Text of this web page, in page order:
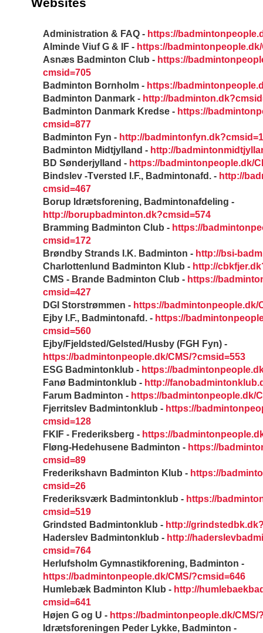
Administration & FAQ - https://
Alminde Viuf G & IF - https://
Asnæs Badminton Club - https://
cmsid=705
Badminton Bornholm - https://
Badminton Danmark - http://
Badminton Danmark Kredse - https://
cmsid=877
Badminton Fyn - http://
Badminton Midtjylland - http://
BD Sønderjylland - https://badmintonpeople.dk/
Bindslev -Tversted I.F., Badmintonafd. - http://
cmsid=467
Borup Idrætsforening, Badmintonafdeling -
http://borupbadminton.dk?cmsid=574
Bramming Badminton Club - https://
cmsid=172
Brøndby Strands I.K. Badminton - http://bsi-
Charlottenlund Badminton Klub - http://
CMS - Brande Badminton Club - https://
cmsid=427
DGI Storstrømmen - https://badmintonpeople.dk/
Ejby I.F., Badmintonafd. - https://
cmsid=560
Ejby/Fjeldsted/Gelsted/Husby (FGH Fyn) -
https://badmintonpeople.dk/CMS/?cmsid=553
ESG Badmintonklub - https://
Fanø Badmintonklub - http://
Farum Badminton - https://badmintonpeople.dk/
Fjerritslev Badmintonklub - https://
cmsid=128
FKIF - Frederiksberg - https://
Fløng-Hedehusene Badminton - https://
cmsid=89
Frederikshavn Badminton Klub - https://
cmsid=26
Frederiksværk Badmintonklub - https://
cmsid=519
Grindsted Badmintonklub - http://
Haderslev Badmintonklub - http://
cmsid=764
Herlufsholm Gymnastikforening, Badminton -
https://badmintonpeople.dk/CMS/?cmsid=646
Humlebæk Badminton Klub - http://
cmsid=641
Højen G og U - https://badmintonpeople.dk/CMS/
Idrætsforeningen Peder Lykke, Badminton -